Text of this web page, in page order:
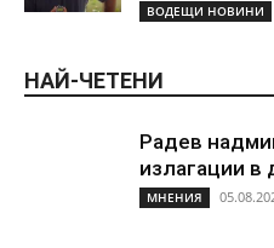
ВОДЕЩИ НОВИНИ
НАЙ-ЧЕТЕНИ
Радев
излагации в
МНЕНИЯ